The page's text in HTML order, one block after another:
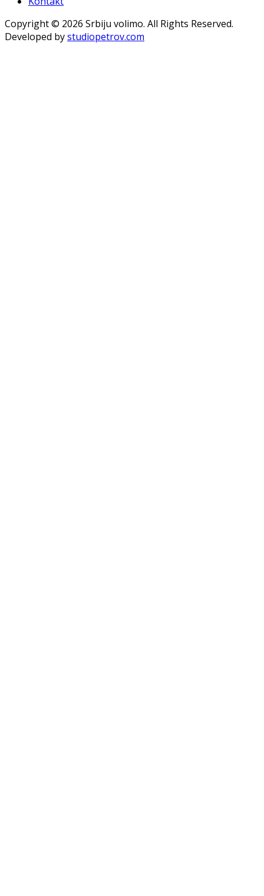
Copyright © 2026 Srbiju volimo. All Rights Reserved.
Developed bystudiopetrov.com